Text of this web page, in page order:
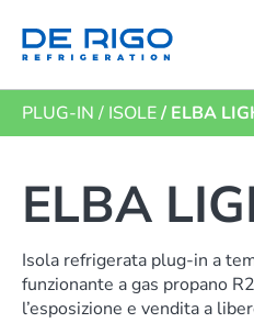
PLUG-IN / ISOLE/ ELBA
ELBA
Isola refrigerata plug-in a
funzionante a gas propano
l’esposizione e vendita a